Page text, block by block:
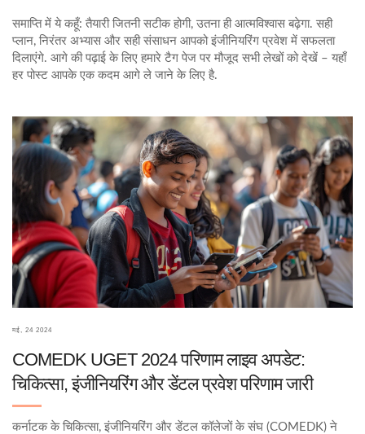
समाप्ति में ये कहूँ: तैयारी जितनी सटीक होगी, उतना ही आत्मविश्वास बढ़ेगा. सही
प्लान, निरंतर अभ्यास और सही संसाधन आपको इंजीनियरिंग प्रवेश में सफलता
दिलाएंगे. आगे की पढ़ाई के लिए हमारे टैग पेज पर मौजूद सभी लेखों को देखें – यहाँ
हर पोस्ट आपके एक कदम आगे ले जाने के लिए है.
मई, 24 2024
COMEDK UGET 2024 परिणाम लाइव अपडेट:
चिकित्सा, इंजीनियरिंग और डेंटल प्रवेश परिणाम जारी
कर्नाटक के चिकित्सा, इंजीनियरिंग और डेंटल कॉलेजों के संघ (COMEDK) ने